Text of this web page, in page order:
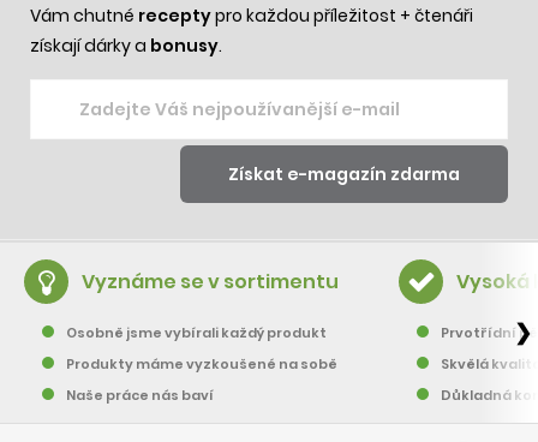
Vám chutné receptypro každou příležitost + čtenáři
získají dárky a bonusy.
Vyznáme se v sortimentu
Osobně jsme vybírali každý produkt
Produkty máme vyzkoušené na sobě
Naše práce nás baví
Vysoká
Prvotřídní
Skvělá
Důkladná
❯